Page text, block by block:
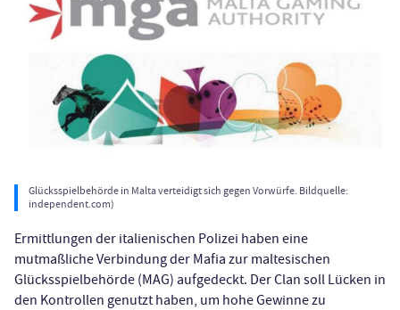
Glücksspielbehörde in Malta verteidigt sich gegen Vorwürfe. Bildquelle:
independent.com)
Ermittlungen der italienischen Polizei haben eine
mutmaßliche Verbindung der Mafia zur maltesischen
Glücksspielbehörde (MAG) aufgedeckt. Der Clan soll Lücken in
den Kontrollen genutzt haben, um hohe Gewinne zu